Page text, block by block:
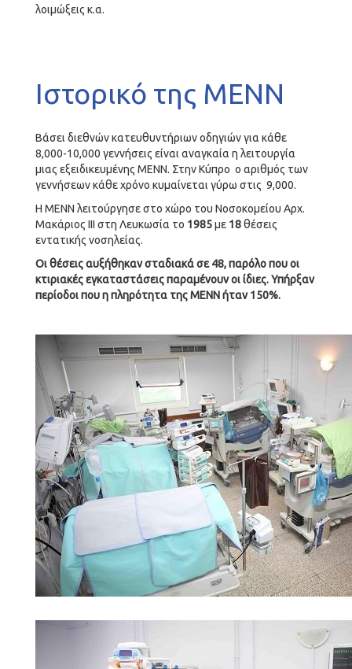
λοιμώξεις κ.α.
Ιστορικό της ΜΕΝΝ
Βάσει διεθνών κατευθυντήριων οδηγιών για κάθε
8,000-10,000 γεννήσεις είναι αναγκαία η λειτουργία
μιας εξειδικευμένης ΜΕΝΝ. Στην Κύπρο ο αριθμός των
γεννήσεων κάθε χρόνο κυμαίνεται γύρω στις 9,000.
Η ΜΕΝΝ λειτούργησε στο χώρο του Νοσοκομείου Αρχ.
Μακάριος ΙΙΙ στη Λευκωσία το 1985με 18θέσεις
εντατικής νοσηλείας.
Οι θέσεις αυξήθηκαν σταδιακά σε48, παρόλο που οι
κτιριακές εγκαταστάσεις παραμένουν οι ίδιες. Υπήρξαν
περίοδοι που η πληρότητα της ΜΕΝΝ ήταν 150%.